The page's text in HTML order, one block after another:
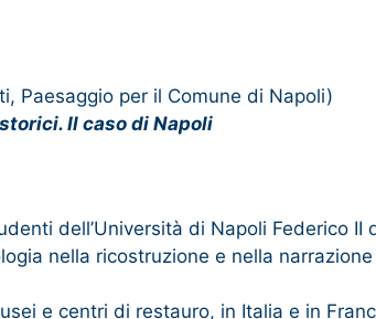
Paesaggio per il Comune di Napoli)
Il caso di Napoli
dell’Università di Napoli Federico II
nella ricostruzione e nella
e centri di restauro, in Italia e in